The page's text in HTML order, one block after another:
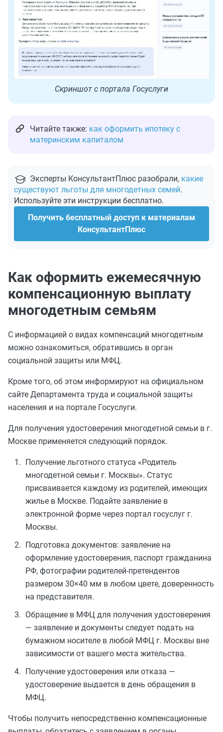
Скриншот с портала Госуслуги
Читайте также: как оформить ипотеку с
материнским капиталом
Эксперты КонсультантПлюс разобрали, какие
существуют льготы для многодетных семей.
Используйте эти инструкции бесплатно.
Получить бесплатный доступ к материалам
КонсультантПлюс
Как оформить ежемесячную
компенсационную выплату
многодетным семьям
С информацией о видах компенсаций многодетным
можно ознакомиться, обратившись в орган
социальной защиты или МФЦ.
Кроме того, об этом информируют на официальном
сайте Департамента труда и социальной защиты
населения и на портале Госуслуги.
Для получения удостоверения многодетной семьи в г.
Москве применяется следующий порядок.
Получение льготного статуса «Родитель
многодетной семьи г. Москвы». Статус
присваивается каждому из родителей, имеющих
жилье в Москве. Подайте заявление в
электронной форме через портал госуслуг г.
Москвы.
Подготовка документов: заявление на
оформление удостоверения, паспорт гражданина
РФ, фотографии родителей-претендентов
размером 30×40 мм в любом цвете, доверенность
на представителя.
Обращение в МФЦ для получения удостоверения
— заявление и документы следует подать на
бумажном носителе в любой МФЦ г. Москвы вне
зависимости от вашего места жительства.
Получение удостоверения или отказа —
удостоверение выдается в день обращения в
МФЦ.
Чтобы получить непосредственно компенсационные